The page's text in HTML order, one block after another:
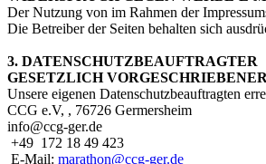
Der Nutzung von im Rahmen der
Die Betreiber der Seiten behalten sich
3. DATENSCHUTZBEAUFTRAGTER
GESETZLICH
Unsere eigenen Datenschutzbeauftragten
CCG e.V, , 76726 Germersheim
info@ccg-ger.de
+49 172 18 49 423
E-Mail: marathon@ccg-ger.de